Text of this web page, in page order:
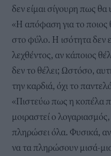
δεν είμαι σίγουρη πως θα
«Η απόφαση για το ποιος
στο φύλο. Η ισότητα δεν
λεχθέντος, αν κάποιος
δεν το θέλει; Ωστόσο,
την καρδιά, όχι το
«Πιστεύω πως η κοπέλα
μοιραστεί ο
πληρώσει όλα. Φυσικά,
να τα πληρώσουν μισά-